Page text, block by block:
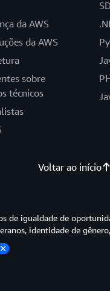
da AWS
da AWS
sobre
técnicos
Voltar ao início
de igualdade de
identidade de